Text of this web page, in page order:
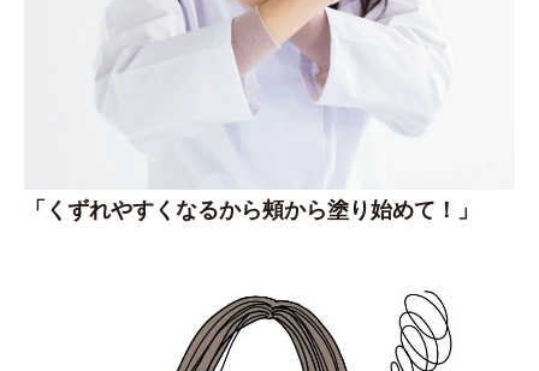
「くずれやすくなるから頰から塗り始めて！」